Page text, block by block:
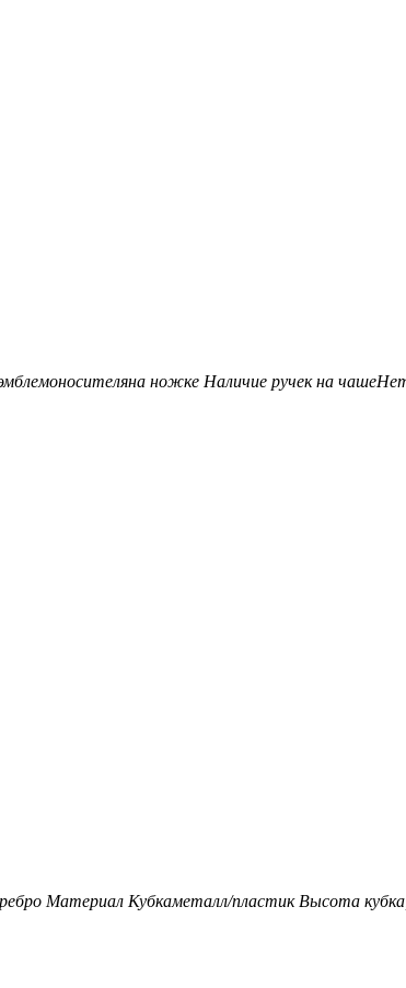
на ножке Наличие ручек на чаше
Материал Кубкаметалл/пластик Высота